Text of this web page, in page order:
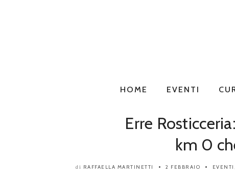
HOME EVENTI
Erre
km 0
di RAFFAELLA MARTINETTI 2 FEBBRAIO EVENTI